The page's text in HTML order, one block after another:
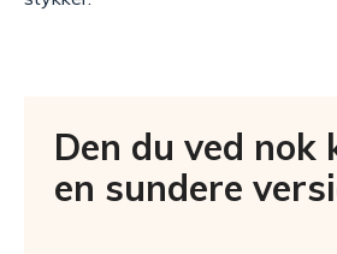
Den du ved nok
en sundere